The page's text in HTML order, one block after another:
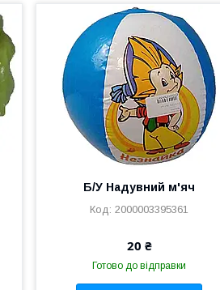
Б/У Надувний м'яч
2000003395361
20 ₴
Готово до відправки